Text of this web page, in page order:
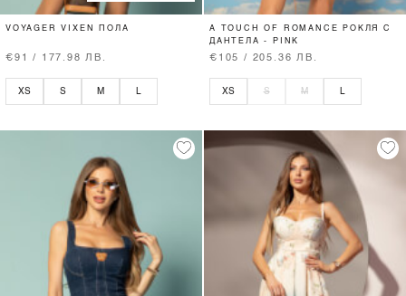
VOYAGER VIXEN ПОЛА
€91 / 177.98 ЛВ.
XS S M
A TOUCH OF ROMANCE РОКЛЯ С
ДАНТЕЛА - PINK
€105 / 205.36 ЛВ.
XS S M